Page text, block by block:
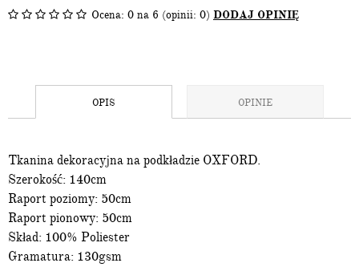
Ocena: 0 na 6 (opinii: 0) DODAJ OPINIĘ
OPIS OPINIE
Tkanina dekoracyjna na podkładzie OXFORD.
Szerokość: 140cm
Raport poziomy: 50cm
Raport pionowy: 50cm
Skład: 100% Poliester
Gramatura: 130gsm